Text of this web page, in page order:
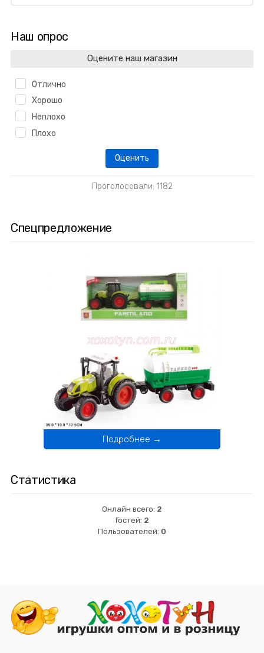
Наш опрос
Оцените наш магазин
Отлично
Хорошо
Неплохо
Плохо
Проголосовали: 1182
Спецпредложение
Подробнее →
Статистика
Онлайн всего: 2
Гостей: 2
Пользователей: 0